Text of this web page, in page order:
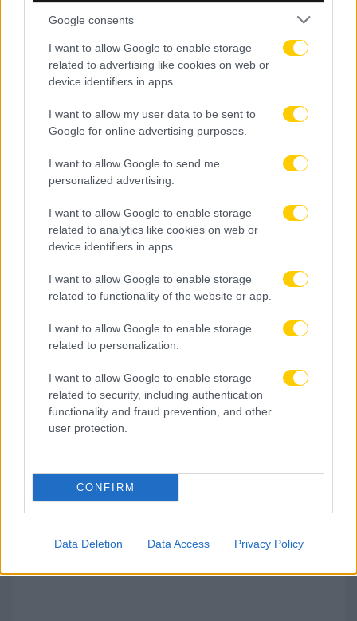
Google consents
I want to allow Google to enable storage
related to advertising like cookies on web or
device identifiers in apps.
I want to allow my user data to be sent to
Google for online advertising purposes.
I want to allow Google to send me
personalized advertising.
I want to allow Google to enable storage
related to analytics like cookies on web or
device identifiers in apps.
I want to allow Google to enable storage
related to functionality of the website or app.
I want to allow Google to enable storage
related to personalization.
I want to allow Google to enable storage
related to security, including authentication
functionality and fraud prevention, and other
user protection.
CONFIRM
Data Deletion Data Access Privacy Policy
07.08.2026, 19:29
Ο Τζον Φαν Σιπ ανέλαβε την εθνική ομάδα του
Καζακστάν
Πρόταση-μαμούθ της Λίβερπουλ στην Παρί Σεν
Ζερμέν για τον Μπράντλεϊ Μπαρκολά!